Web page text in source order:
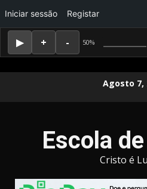
50%
Iniciar sessão Registar
Agosto 7,
Escola
Cristo é